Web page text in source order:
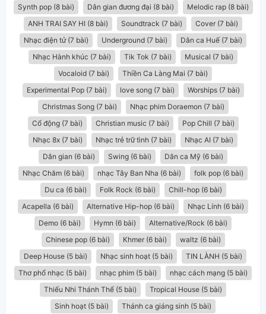
Synth pop (8 bài)
Dân gian đương đại (8 bài)
Melodic rap (8 bài)
ANH TRAI SAY HI (8 bài)
Soundtrack (7 bài)
Cover (7 bài)
Nhạc điện tử (7 bài)
Underground (7 bài)
Dân ca Huế (7 bài)
Nhạc Hành khúc (7 bài)
Tik Tok (7 bài)
Musical (7 bài)
Vocaloid (7 bài)
Thiền Ca Làng Mai (7 bài)
Experimental Pop (7 bài)
love song (7 bài)
Worships (7 bài)
Christmas Song (7 bài)
Nhạc phim Doraemon (7 bài)
Cổ động (7 bài)
Christian music (7 bài)
Pop Chill (7 bài)
Nhạc 8x (7 bài)
Nhạc trẻ trữ tình (7 bài)
Nhạc AI (7 bài)
Dân gian (6 bài)
Swing (6 bài)
Dân ca Mỹ (6 bài)
Nhạc Chăm (6 bài)
nhạc Tây Ban Nha (6 bài)
folk pop (6 bài)
Du ca (6 bài)
Folk Rock (6 bài)
Chill-hop (6 bài)
Acapella (6 bài)
Alternative Hip-hop (6 bài)
Nhạc Lính (6 bài)
Demo (6 bài)
Hymn (6 bài)
Alternative/Rock (6 bài)
Chinese pop (6 bài)
Khmer (6 bài)
waltz (6 bài)
Deep House (5 bài)
Nhạc sinh hoạt (5 bài)
TIN LÀNH (5 bài)
Thơ phổ nhạc (5 bài)
nhạc phim (5 bài)
nhạc cách mạng (5 bài)
Thiếu Nhi Thánh Thể (5 bài)
Tropical House (5 bài)
Sinh hoạt (5 bài)
Thánh ca giáng sinh (5 bài)